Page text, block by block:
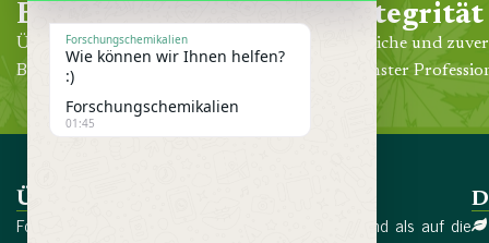
Erfahrung
Über 30 Jahre klinische Praxis in der
Behandlung unserer Gemeinde.
Integrität
Ehrliche und
höchster
Über uns
Forschungschemikalien wurde 2017 in Deutschland als auf die
Forschungschemikalien
Wie können wir Ihnen helfen?
:)
Forschungschemikalien
01:45